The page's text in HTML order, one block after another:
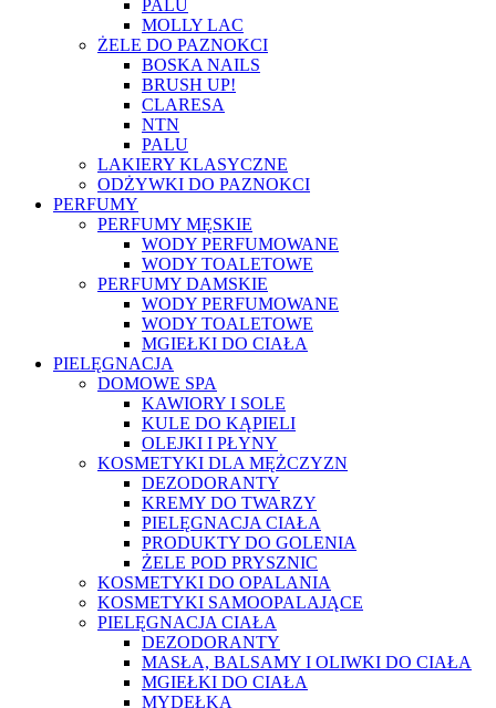
PALU
MOLLY LAC
ŻELE DO PAZNOKCI
BOSKA NAILS
BRUSH UP!
CLARESA
NTN
PALU
LAKIERY KLASYCZNE
ODŻYWKI DO PAZNOKCI
PERFUMY
PERFUMY MĘSKIE
WODY PERFUMOWANE
WODY TOALETOWE
PERFUMY DAMSKIE
WODY PERFUMOWANE
WODY TOALETOWE
MGIEŁKI DO CIAŁA
PIELĘGNACJA
DOMOWE SPA
KAWIORY I SOLE
KULE DO KĄPIELI
OLEJKI I PŁYNY
KOSMETYKI DLA MĘŻCZYZN
DEZODORANTY
KREMY DO TWARZY
PIELĘGNACJA CIAŁA
PRODUKTY DO GOLENIA
ŻELE POD PRYSZNIC
KOSMETYKI DO OPALANIA
KOSMETYKI SAMOOPALAJĄCE
PIELĘGNACJA CIAŁA
DEZODORANTY
MASŁA, BALSAMY I OLIWKI DO CIAŁA
MGIEŁKI DO CIAŁA
MYDEŁKA